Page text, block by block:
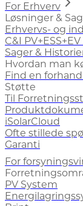
For Erhverv
Løsninger &
Erhvervs- og
C&I
Sager &
Hvordan man
Find en
Støtte
Til
iSolarCloud
Ofte stillede
Garanti
For
PV System